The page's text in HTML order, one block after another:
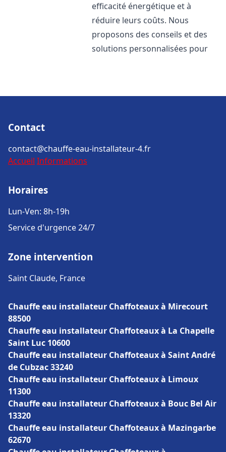
efficacité énergétique et à
réduire leurs coûts. Nous
proposons des conseils et des
solutions personnalisées pour
Contact
contact@chauffe-eau-installateur-4.fr
Accueil Informations
Horaires
Lun-Ven: 8h-19h
Service d'urgence 24/7
Zone intervention
Saint Claude, France
Chauffe eau installateur Chaffoteaux à Mirecourt
88500
Chauffe eau installateur Chaffoteaux à La Chapelle
Saint Luc 10600
Chauffe eau installateur Chaffoteaux à Saint André
de Cubzac 33240
Chauffe eau installateur Chaffoteaux à Limoux
11300
Chauffe eau installateur Chaffoteaux à Bouc Bel Air
13320
Chauffe eau installateur Chaffoteaux à Mazingarbe
62670